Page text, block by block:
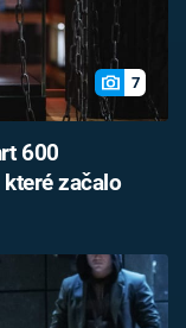
7
600
začalo